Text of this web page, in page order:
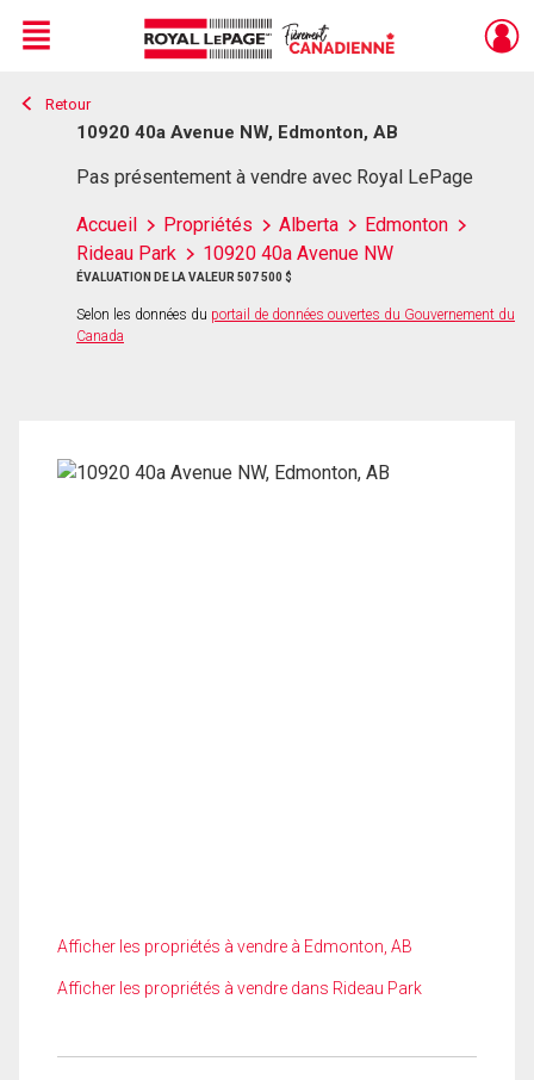
Live
En Direct
Menu
Retour
10920 40a Avenue NW, Edmonton, AB
Pas présentement à vendre avec Royal LePage
Accueil Propriétés Alberta
Edmonton
Rideau Park
10920 40a Avenue NW
ÉVALUATION DE LA VALEUR 507 500 $
Selon les données du portail de données ouvertes du Gouvernement du
Canada
Afficher les propriétés à vendre à Edmonton, AB
Afficher les propriétés à vendre dans Rideau Park